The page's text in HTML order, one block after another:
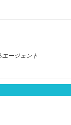
ージェント